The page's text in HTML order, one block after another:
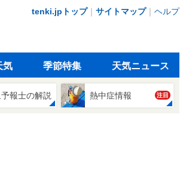
tenki.jpトップ｜ サイトマップ｜ ヘルプ
気 季節特集 天気ニュース
報士の解説 熱中症情報 注目